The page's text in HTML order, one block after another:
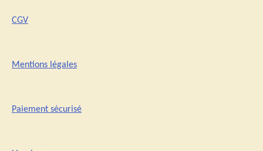
CGV
Mentions légales
Paiement sécurisé